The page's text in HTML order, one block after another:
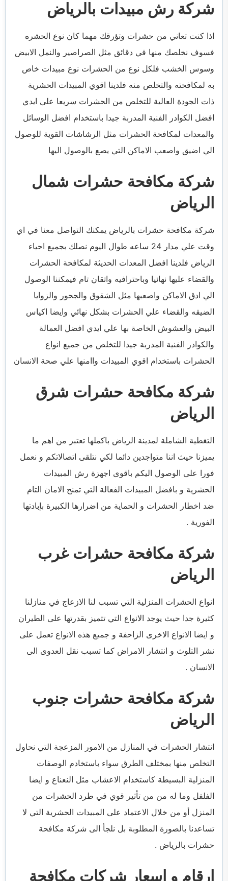
شركة رش مبيدات بالرياض
اذا كنت تعاني من حشرات وتؤرقك مهما كان نوع الحشره
فسوف نخلصك منها في دقائق مثل الصراصير والنمل الابيض
وسوس الخشب فلكل نوع من الحشرات نوع مبيدات خاص
به لمكافحته والتخلص منه فلدينا اقوي المبيدات الحشرية
ذات الجودة العالية للتخلص من الحشرات سريعا على ايدي
افضل الكوادر الفنية المدربة جيدا باستخدام افضل الوسائل
والمعدات لمكافحة الحشرات مثل الرشاشات القوية للوصول
الي اضيق واصعب الاماكن التي يصع بالوصول اليها
شركة مكافحة حشرات شمال
الرياض
شركة مكافحة حشرات بالرياض يمكنك التواصل معنا في اي
وقت علي مدار 24 ساعه طوال اليوم نصلك بجميع احياء
الرياض فلدينا افضل المعدات الحديثة لمكافحة الحشرات
والقضاء عليها نهائيا وباحترافيه واتقان تام فيمكننا الوصول
الي ادق الاماكن واصعبها مثل الشقوق والجحور والزوايا
الضيقه والقضاء علي الحشرات بشكل نهائي وايضا اكياس
البيض والعشوش الخاصة بها علي ايدي افضل العمالة
والكوادر الفنية المدربة جيدا للتخلص من جميع انواع
الحشرات باستخدام اقوي المبيدات واامنها علي صحة الانسان
شركة مكافحة حشرات شرق
الرياض
التغطية الشاملة لمدينة الرياض باكملها تعتبر من اهم ما
يميزنا حيث اننا متواجدين دائما لكي نتلقى اتصالاتكم و نعمل
فورا على الوصول اليكم باقوى اجهزة رش المبيدات
الحشرية و بافضل المبيدات الفعالة التي تمنح الامان التام
ضد اخطار الحشرات و الحماية من اضرارها الكبيرة بإبادتها
الفورية .
شركة مكافحة حشرات غرب
الرياض
انواع الحشرات المنزلية التي تسبب لنا الازعاج في منازلنا
كثيرة جدا حيث يوجد الانواع التي تتميز بقدرتها على الطيران
و ايضا الانواع الاخرى الزاحفة و جميع هذه الانواع تعمل على
نشر التلوث و انتشار الامراض كما تسبب نقل العدوى الى
الانسان .
شركة مكافحة حشرات جنوب
الرياض
انتشار الحشرات في المنازل من الامور المزعجة التي نحاول
التخلص منها بمختلف الطرق سواء باستخادم الوصفات
المنزلية البسيطة كاستخدام الاعشاب مثل النعناع و ايضا
الفلفل وما له من من تأثير قوي في طرد الحشرات من
المنزل أو من خلال الاعتماد على المبيدات الحشرية التي لا
تساعدنا بالصورة المطلوبة بل نلجأ الى شركة مكافحة
حشرات بالرياض .
ارقام و اسعار شركات مكافحة